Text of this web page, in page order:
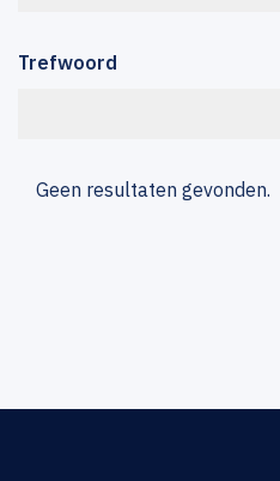
Trefwoord
Geen resultaten gevonden.